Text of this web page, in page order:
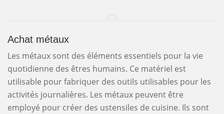
Achat métaux
Les métaux sont des éléments essentiels pour la vie
quotidienne des êtres humains. Ce matériel est
utilisable pour fabriquer des outils utilisables pour les
activités journalières. Les métaux peuvent être
employé pour créer des ustensiles de cuisine. Ils sont